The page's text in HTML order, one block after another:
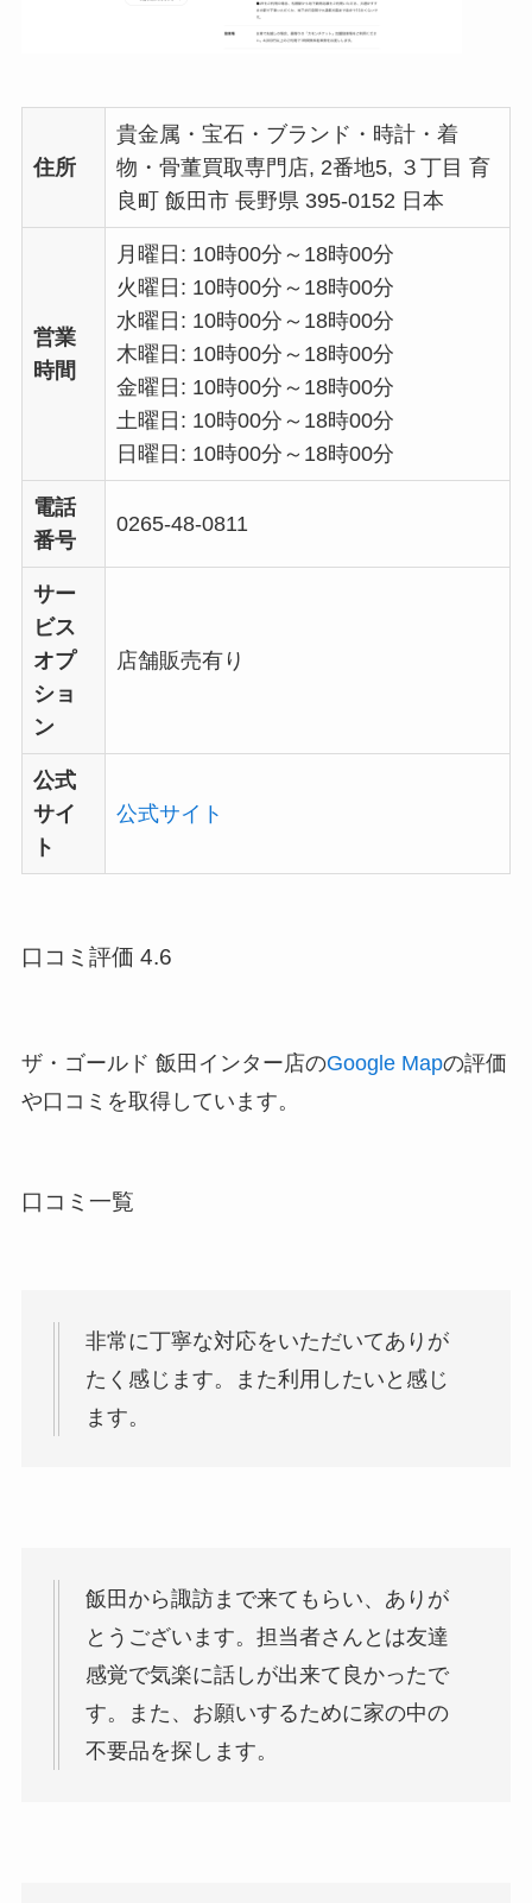
住所
貴金属・宝石・ブランド・時計・着
物・骨董買取専門店, 2番地5, ３丁目 育
良町 飯田市 長野県 395-0152 日本
営業
時間
月曜日: 10時00分～18時00分
火曜日: 10時00分～18時00分
水曜日: 10時00分～18時00分
木曜日: 10時00分～18時00分
金曜日: 10時00分～18時00分
土曜日: 10時00分～18時00分
日曜日: 10時00分～18時00分
電話
番号
0265-48-0811
サー
ビス
オプ
ショ
ン
店舗販売有り
公式
サイ
ト
公式サイト
口コミ評価 4.6
ザ・ゴールド 飯田インター店のGoogle Mapの評価
や口コミを取得しています。
口コミ一覧
非常に丁寧な対応をいただいてありが
たく感じます。また利用したいと感じ
ます。
飯田から諏訪まで来てもらい、ありが
とうございます。担当者さんとは友達
感覚で気楽に話しが出来て良かったで
す。また、お願いするために家の中の
不要品を探します。